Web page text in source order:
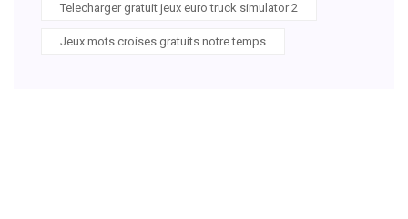
Telecharger gratuit jeux euro truck simulator 2
Jeux mots croises gratuits notre temps